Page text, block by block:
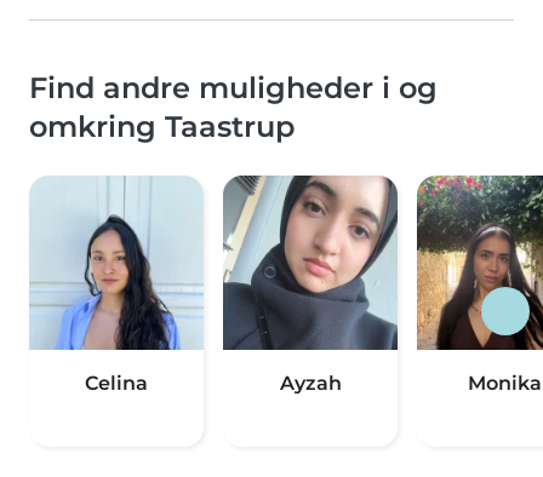
Find andre muligheder i og
omkring Taastrup
Celina Ayzah Monika